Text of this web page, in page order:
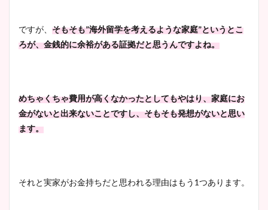
ですが、 そもそも”海外留学を考えるような家庭”というとこ
ろが、金銭的に余裕がある証拠だと思うんですよね。
めちゃくちゃ費用が高くなかったとしてもやはり、家庭にお
金がないと出来ないことですし、そもそも発想がないと思い
ます。
それと実家がお金持ちだと思われる理由はもう1つあります。